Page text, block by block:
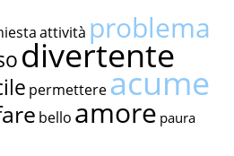
attività problema
divertente
permettereacume
bello amore paura